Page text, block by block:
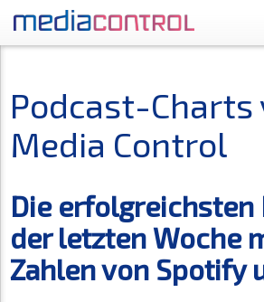
Podcast-Charts
Media Control
Die erfolgreichsten
der letzten Woche
Zahlen von Spotify